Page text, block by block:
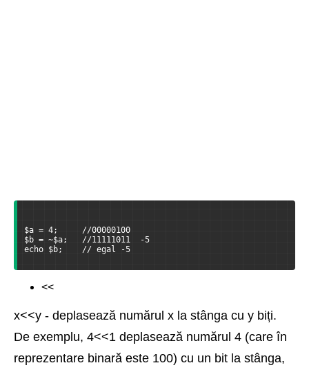
$a = 4;     //00000100
$b = ~$a;   //11111011  -5
echo $b;    // egal -5
<<
x<<y - deplasează numărul x la stânga cu y biți.
De exemplu, 4<<1 deplasează numărul 4 (care în
reprezentare binară este 100) cu un bit la stânga,